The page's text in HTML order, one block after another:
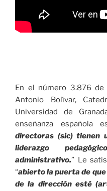
En el número 3.876 de
Antonio Bolívar,
Universidad de
enseñanza española
directoras (sic) tienen
liderazgo
administrativo.” Le
“abierto la puerta de
de la dirección esté